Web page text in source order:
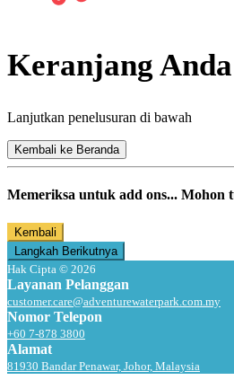
Keranjang
Lanjutkan penelusuran di bawah
Kembali ke Beranda
Memeriksa untuk add ons... Mohon
Kembali
Langkah Berikutnya
Hak Cipta © 2026
Layanan Pelanggan
customer.care@adventurewaterpark.com.my
Nomor Telepon
+60 7-878 3800
Alamat
81930 Bandar Penawar, Johor, Malaysia